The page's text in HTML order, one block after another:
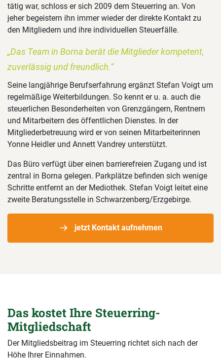
tätig war, schloss er sich 2009 dem Steuerring an. Von
jeher begeistern ihn immer wieder der direkte Kontakt zu
den Mitgliedern und ihre individuellen Steuerfälle.
„Das Team in Borna berät die Mitglieder kompetent,
zuverlässig und freundlich.“
Seine langjährige Berufserfahrung ergänzt Stefan Voigt um
regelmäßige Weiterbildungen. So kennt er u. a. auch die
steuerlichen Besonderheiten von Grenzgängern, Rentnern
und Mitarbeitern des öffentlichen Dienstes. In der
Mitgliederbetreuung wird er von seinen Mitarbeiterinnen
Yonne Heidler und Annett Vandrey unterstützt.
Das Büro verfügt über einen barrierefreien Zugang und ist
zentral in Borna gelegen. Parkplätze befinden sich wenige
Schritte entfernt an der Mediothek. Stefan Voigt leitet eine
zweite Beratungsstelle in Schwarzenberg/Erzgebirge.
jetzt Kontakt aufnehmen
Das kostet Ihre Steuerring-
Mitgliedschaft
Der Mitgliedsbeitrag im Steuerring richtet sich nach der
Höhe Ihrer Einnahmen.